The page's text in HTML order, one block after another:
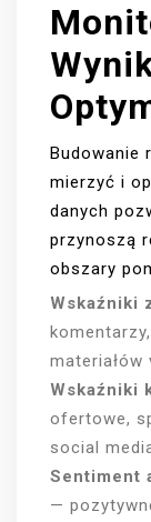
Budowanie
mierzyć i
danych
przynoszą
obszary
Wskaźniki
materiałów
Wskaźniki
ofertowe,
social
Sentiment
—